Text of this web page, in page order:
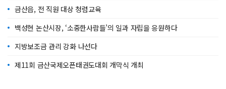
금산읍, 전 직원 대상 청렴교육
백성현 논산시장, ‘소중한사람들’의 일과 자립을 응원하다
지방보조금 관리 강화 나선다
제11회 금산국제오픈태권도대회 개막식 개최